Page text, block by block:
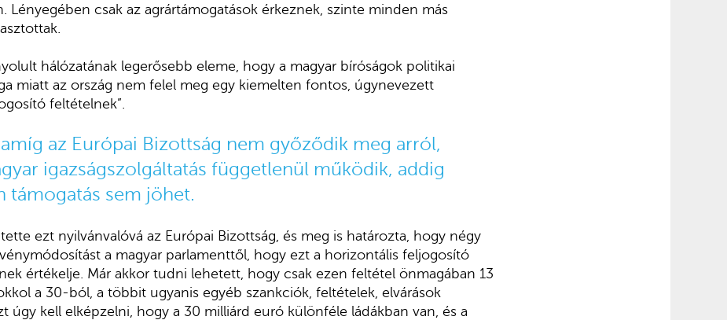
Lényegében csak az agrártámogatások érkeznek, szinte minden más
hálózatának legerősebb eleme, hogy a magyar bíróságok politikai
miatt az ország nem felel meg egy kiemelten fontos, úgynevezett
feltételnek”.
az Európai Bizottság nem győződik meg arról,
igazságszolgáltatás függetlenül működik, addig
támogatás sem jöhet.
ezt nyilvánvalóvá az Európai Bizottság, és meg is határozta, hogy négy
a magyar parlamenttől, hogy ezt a horizontális feljogosító
értékelje. Már akkor tudni lehetett, hogy csak ezen feltétel önmagában 13
a 30-ból, a többit ugyanis egyéb szankciók, feltételek, elvárások
úgy kell elképzelni, hogy a 30 milliárd euró különféle ládákban van, és a